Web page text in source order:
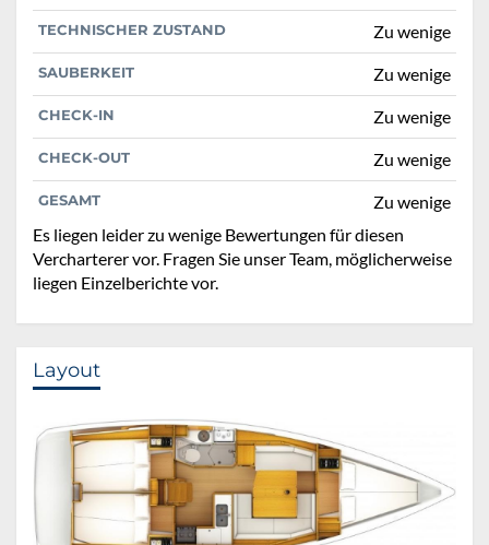
TECHNISCHER ZUSTAND Zu wenige
SAUBERKEIT Zu wenige
CHECK-IN Zu wenige
CHECK-OUT Zu wenige
GESAMT
Zu wenige
Es liegen leider zu wenige Bewertungen für diesen
Vercharterer vor. Fragen Sie unser Team, möglicherweise
liegen Einzelberichte vor.
Layout